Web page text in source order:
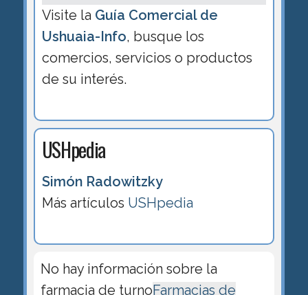
Visite la Guía Comercial de
Ushuaia-Info, busque los
comercios, servicios o productos
de su interés.
USHpedia
Simón Radowitzky
Más artículos USHpedia
No hay información sobre la
farmacia de turnoFarmacias de